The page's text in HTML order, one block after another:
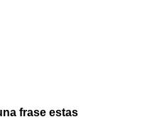
frase estas